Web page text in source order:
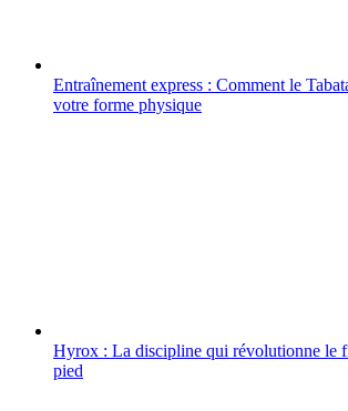
Entraînement express : Comment le
votre forme physique
Hyrox : La discipline qui révolutionne le
pied